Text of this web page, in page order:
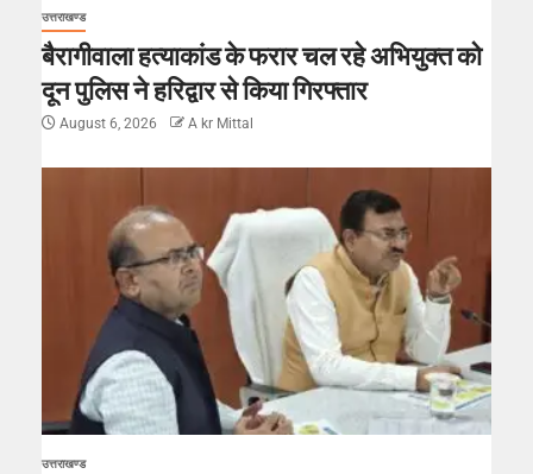
उत्तराखण्ड
बैरागीवाला हत्याकांड के फरार चल रहे अभियुक्त को
दून पुलिस ने हरिद्वार से किया गिरफ्तार
August 6, 2026 A kr Mittal
उत्तराखण्ड